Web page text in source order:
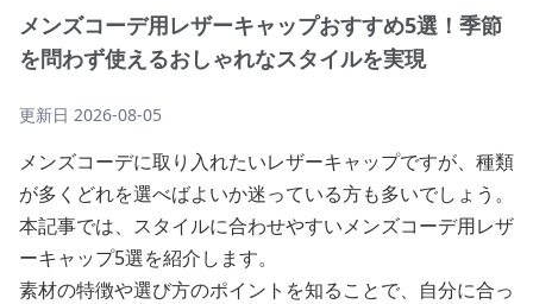
メンズコーデ用レザーキャップおすすめ5選！季節
を問わず使えるおしゃれなスタイルを実現
更新日 2026-08-05
メンズコーデに取り入れたいレザーキャップですが、種類
が多くどれを選べばよいか迷っている方も多いでしょう。
本記事では、スタイルに合わせやすいメンズコーデ用レザ
ーキャップ5選を紹介します。
素材の特徴や選び方のポイントを知ることで、自分に合っ